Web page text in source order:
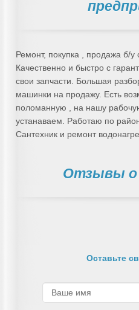
Ремонт, покупка , продажа б/у
Качественно и быстро с
свои запчасти. Большая
машинки на продажу. Есть
поломанную , на нашу
устанаваем. Работаю по
Сантехник и ремонт
Отзывы о
Оставьте